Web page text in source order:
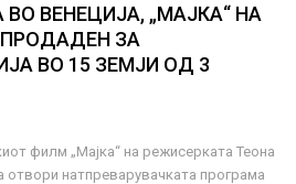
ВЕНЕЦИЈА, „МАЈКА“ НА
ЗА
ВО 15 ЗЕМЈИ ОД 3
филм „Мајка“ на режисерката Теона
отвори натпреварувачката програма